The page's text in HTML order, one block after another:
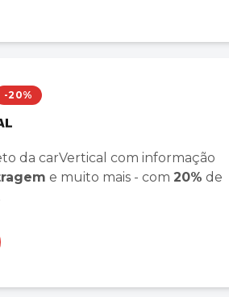
-20%
da carVertical com informação
e muito mais - com 20% de